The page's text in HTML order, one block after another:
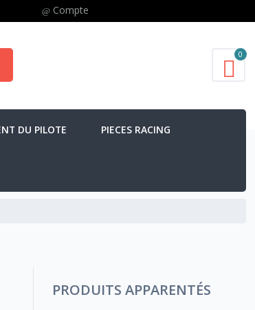
Compte
0
DU PILOTE PIECES RACING
PRODUITS APPARENTÉS